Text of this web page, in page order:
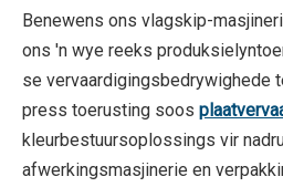
Benewens ons vlagskip-
ons 'n wye reeks
se vervaardigingsbedrywighede
press toerusting soos
kleurbestuursoplossings vir
afwerkingsmasjinerie en